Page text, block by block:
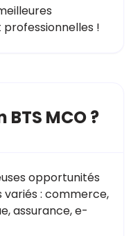
!
MCO ?
opportunités
: commerce,
assurance, e-